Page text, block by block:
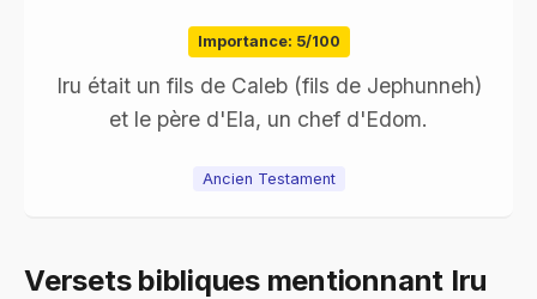
Importance: 5/100
Iru était un fils de Caleb (fils de Jephunneh)
et le père d'Ela, un chef d'Edom.
Ancien Testament
Versets bibliques mentionnant Iru